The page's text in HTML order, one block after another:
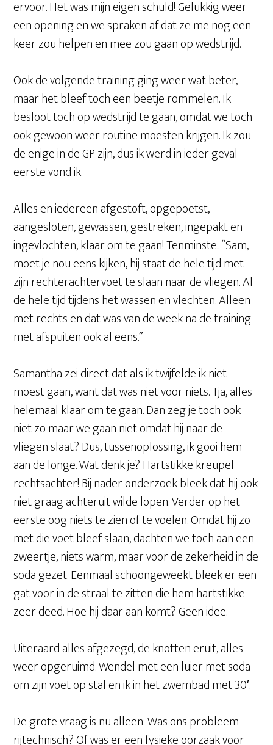
ervoor. Het was mijn eigen schuld! Gelukkig weer
een opening en we spraken af dat ze me nog een
keer zou helpen en mee zou gaan op wedstrijd.
Ook de volgende training ging weer wat beter,
maar het bleef toch een beetje rommelen. Ik
besloot toch op wedstrijd te gaan, omdat we toch
ook gewoon weer routine moesten krijgen. Ik zou
de enige in de GP zijn, dus ik werd in ieder geval
eerste vond ik.
Alles en iedereen afgestoft, opgepoetst,
aangesloten, gewassen, gestreken, ingepakt en
ingevlochten, klaar om te gaan! Tenminste.. “Sam,
moet je nou eens kijken, hij staat de hele tijd met
zijn rechterachtervoet te slaan naar de vliegen. Al
de hele tijd tijdens het wassen en vlechten. Alleen
met rechts en dat was van de week na de training
met afspuiten ook al eens.”
Samantha zei direct dat als ik twijfelde ik niet
moest gaan, want dat was niet voor niets. Tja, alles
helemaal klaar om te gaan. Dan zeg je toch ook
niet zo maar we gaan niet omdat hij naar de
vliegen slaat? Dus, tussenoplossing, ik gooi hem
aan de longe. Wat denk je? Hartstikke kreupel
rechtsachter! Bij nader onderzoek bleek dat hij ook
niet graag achteruit wilde lopen. Verder op het
eerste oog niets te zien of te voelen. Omdat hij zo
met die voet bleef slaan, dachten we toch aan een
zweertje, niets warm, maar voor de zekerheid in de
soda gezet. Eenmaal schoongeweekt bleek er een
gat voor in de straal te zitten die hem hartstikke
zeer deed. Hoe hij daar aan komt? Geen idee.
Uiteraard alles afgezegd, de knotten eruit, alles
weer opgeruimd. Wendel met een luier met soda
om zijn voet op stal en ik in het zwembad met 30′.
De grote vraag is nu alleen: Was ons probleem
rijtechnisch? Of was er een fysieke oorzaak voor